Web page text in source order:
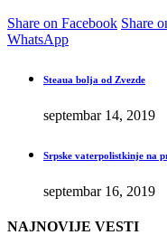
Share on Facebook Share
WhatsApp
Steaua bolja od Zvezde
septembar 14, 2019
Srpske vaterpolistkinje na
septembar 16, 2019
NAJNOVIJE VESTI